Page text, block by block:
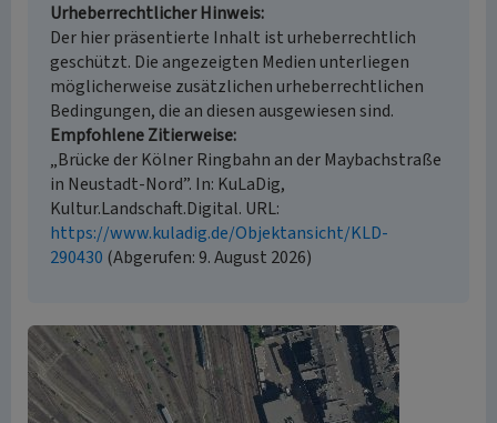
Urheberrechtlicher Hinweis
Der hier präsentierte Inhalt ist urheberrechtlich
geschützt. Die angezeigten Medien unterliegen
möglicherweise zusätzlichen urheberrechtlichen
Bedingungen, die an diesen ausgewiesen sind.
Empfohlene Zitierweise
„Brücke der Kölner Ringbahn an der Maybachstraße
in Neustadt-Nord”. In: KuLaDig,
Kultur.Landschaft.Digital. URL:
https://www.kuladig.de/Objektansicht/KLD-
290430 (Abgerufen: 9. August 2026)